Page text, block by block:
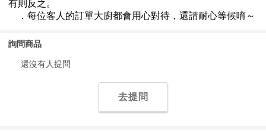
詢問商品
還沒有人提問
去提問